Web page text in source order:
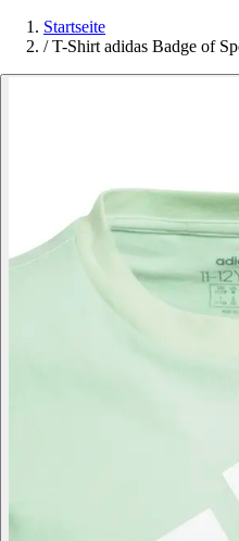
Startseite
/ T-Shirt adidas Badge of